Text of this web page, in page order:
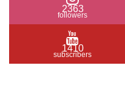
2363
followers
1410
subscribers